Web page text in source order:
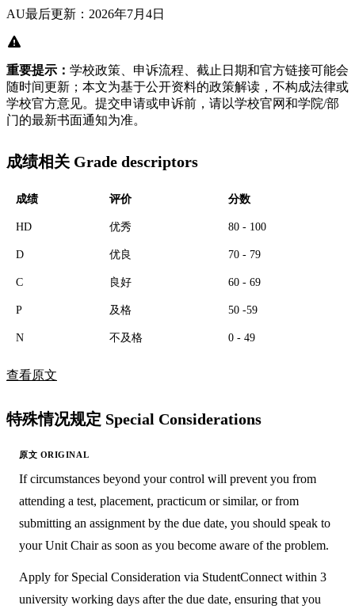
AU最后更新：2026年7月4日
重要提示： 学校政策、申诉流程、截止日期和官方链接可能会
随时间更新；本文为基于公开资料的政策解读，不构成法律或
学校官方意见。提交申请或申诉前，请以学校官网和学院/部
门的最新书面通知为准。
成绩相关 Grade descriptors
成绩 评价 分数
HD 优秀 80 - 100
D 优良 70 - 79
C 良好 60 - 69
P 及格 50 -59
N 不及格 0 - 49
查看原文
特殊情况规定 Special Considerations
If circumstances beyond your control will prevent you from
attending a test, placement, practicum or similar, or from
submitting an assignment by the due date, you should speak to
your Unit Chair as soon as you become aware of the problem.
Apply for Special Consideration via StudentConnect within 3
university working days after the due date, ensuring that you